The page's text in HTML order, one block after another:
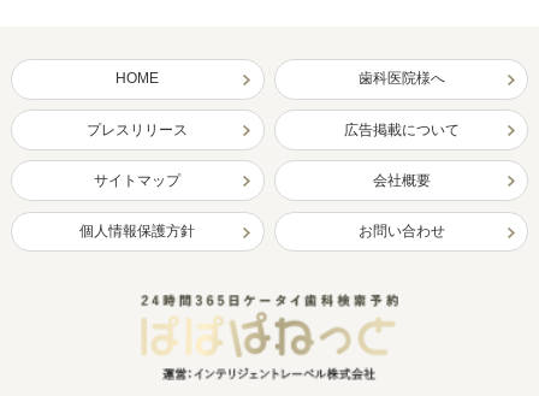
HOME 歯科医院様へ
プレスリリース 広告掲載について
サイトマップ 会社概要
個人情報保護方針 お問い合わせ